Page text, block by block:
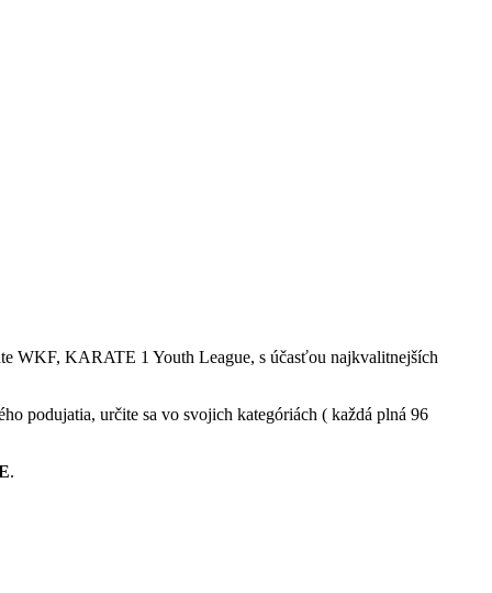
WKF, KARATE 1 Youth League, s účasťou najkvalitnejších
podujatia, určite sa vo svojich kategóriách ( každá plná 96
.